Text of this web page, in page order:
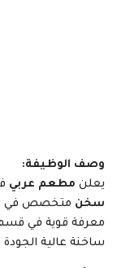
وصف الوظيفة:
يعلن مطعم عربي
سخن متخصص في
معرفة قوية في
ساخنة عالية